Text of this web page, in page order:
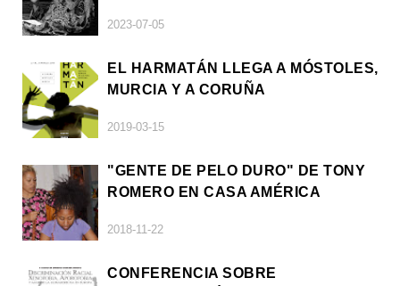
2023-07-05
EL HARMATÁN LLEGA A MÓSTOLES,
MURCIA Y A CORUÑA
2019-03-15
"GENTE DE PELO DURO" DE TONY
ROMERO EN CASA AMÉRICA
2018-11-22
CONFERENCIA SOBRE